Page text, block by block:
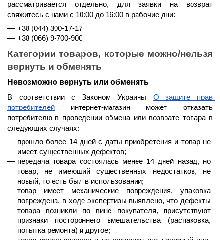
рассматривается отдельно, для заявки на возврат
свяжитесь с нами с 10:00 до 16:00 в рабочие дни:
+38 (044) 300-17-17
+38 (066) 9-700-900
Категории товаров, которые можно/нельзя
вернуть и обменять
Невозможно вернуть или обменять
В соответствии с Законом Украины О защите прав
потребителей интернет-магазин может отказать
потребителю в проведении обмена или возврате товара в
следующих случаях:
прошло более 14 дней с даты приобретения и товар не
имеет существенных дефектов;
передача товара состоялась менее 14 дней назад, но
товар, не имеющий существенных недостатков, не
новый, то есть был в использовании;
товар имеет механические повреждения, упаковка
повреждена, в ходе экспертизы выявлено, что дефекты
товара возникли по вине покупателя, присутствуют
признаки постороннего вмешательства (распаковка,
попытка ремонта) и другое;